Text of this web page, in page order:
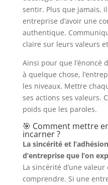
sentir. Plus que jamais,
entreprise d’avoir une
authentique.
claire sur leurs valeurs
Ainsi pour que l’énoncé
à quelque chose,
les niveaux. Mettre
ses actions ses valeurs.
poids que les paroles.
🎯 Comment mettre
incarner ?
La sincérité et
d’entreprise que l’on
La sincérité d’une
comprendre. Si une